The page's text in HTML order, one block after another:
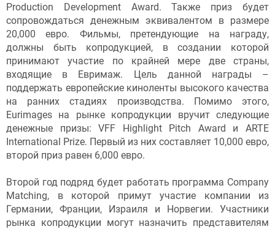
Production Development Award. Также приз будет
сопровождаться денежным эквивалентом в размере
20,000 евро. Фильмы, претендующие на награду,
должны быть копродукцией, в создании которой
принимают участие по крайней мере две страны,
входящие в Евримаж. Цель данной награды –
поддержать европейские киноленты высокого качества
на ранних стадиях производства. Помимо этого,
Eurimages на рынке копродукции вручит следующие
денежные призы: VFF Highlight Pitch Award и ARTE
International Prize. Первый из них составляет 10,000 евро,
второй приз равен 6,000 евро.
Второй год подряд будет работать программа Company
Matching, в которой примут участие компании из
Германии, Франции, Израиля и Норвегии. Участники
рынка копродукции могут назначить представителям